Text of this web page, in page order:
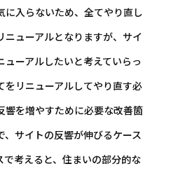
に入らないため、全てやり直し
ューアルとなりますが、サイ
ューアルしたいと考えていらっ
をリニューアルしてやり直す必
響を増やすために必要な改善箇
サイトの反響が伸びるケース
考えると、住まいの部分的な